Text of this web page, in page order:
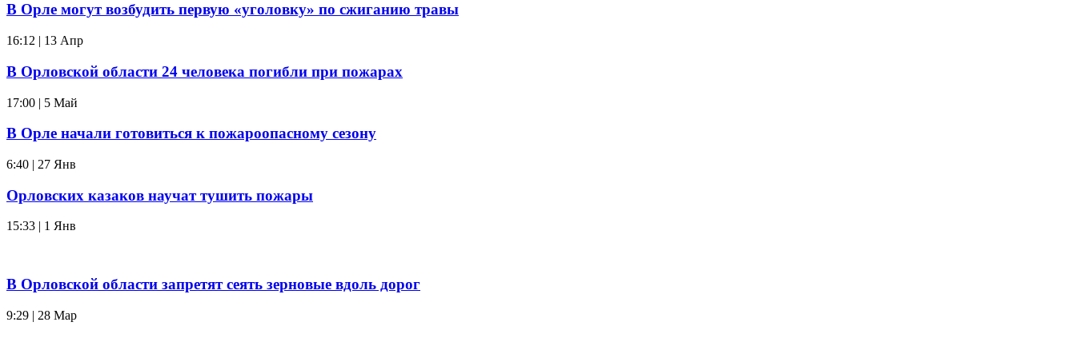
В Орле могут возбудить первую «уголовку» по сжиганию травы
16:12 | 13 Апр
В Орловской области 24 человека погибли при пожарах
17:00 | 5 Май
В Орле начали готовиться к пожароопасному сезону
6:40 | 27 Янв
Орловских казаков научат тушить пожары
15:33 | 1 Янв
В Орловской области запретят сеять зерновые вдоль дорог
9:29 | 28 Мар